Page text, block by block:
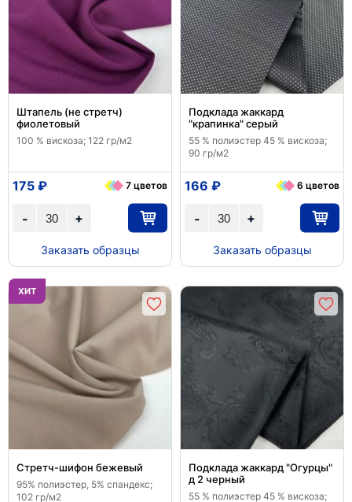
Штапель (не стретч)
фиолетовый
100 % вискоза; 122 гр/м2
+
-
175 ₽ 7 цветов
Заказать образцы
Подклада жаккард
"крапинка" серый
55 % полиэстер 45 % вискоза;
90 гр/м2
+
-
166 ₽ 6 цветов
Заказать образцы
ХИТ
Стретч-шифон бежевый
95% полиэстер, 5% спандекс;
102 гр/м2
Подклада жаккард "Огурцы"
д 2 черный
55 % полиэстер 45 % вискоза;